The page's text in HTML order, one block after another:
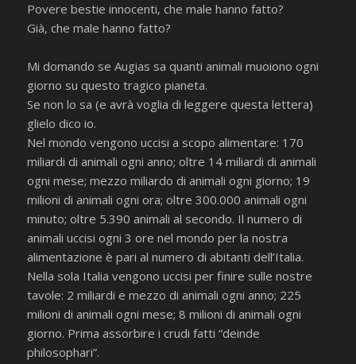
Povere bestie innocenti, che male hanno fatto?
Già, che male hanno fatto?
Mi domando se Augias sa quanti animali muoiono ogni
giorno su questo tragico pianeta.
Se non lo sa (e avrà voglia di leggere questa lettera)
glielo dico io.
Nel mondo vengono uccisi a scopo alimentare: 170
miliardi di animali ogni anno; oltre 14 miliardi di animali
ogni mese; mezzo miliardo di animali ogni giorno; 19
milioni di animali ogni ora; oltre 300.000 animali ogni
minuto; oltre 5.390 animali al secondo. Il numero di
animali uccisi ogni 3 ore nel mondo per la nostra
alimentazione è pari al numero di abitanti dell’Italia.
Nella sola Italia vengono uccisi per finire sulle nostre
tavole: 2 miliardi e mezzo di animali ogni anno; 225
milioni di animali ogni mese; 8 milioni di animali ogni
giorno. Prima assorbire i crudi fatti “deinde
philosophari”.